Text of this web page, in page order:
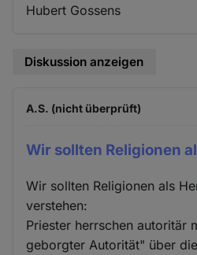
Hubert Gossens
Diskussion anzeigen
A.S. (nicht überprüft)
Wir sollten Religionen
Wir sollten Religionen als
verstehen:
Priester herrschen autoritär
geborgter Autorität" über